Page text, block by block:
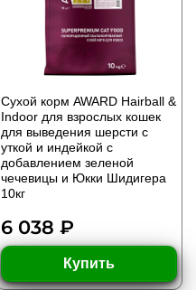
Сухой корм AWARD Hairball &
Indoor для взрослых кошек
для выведения шерсти с
уткой и индейкой с
добавлением зеленой
чечевицы и Юкки Шидигера
10кг
6 038 ₽
Купить